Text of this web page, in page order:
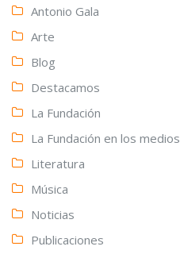
Antonio Gala
Arte
Blog
Destacamos
La Fundación
La Fundación en los medios
Literatura
Música
Noticias
Publicaciones